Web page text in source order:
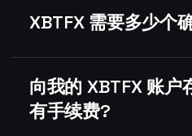
XBTFX 需要多少个
向我的 XBTFX 账户
有手续费?